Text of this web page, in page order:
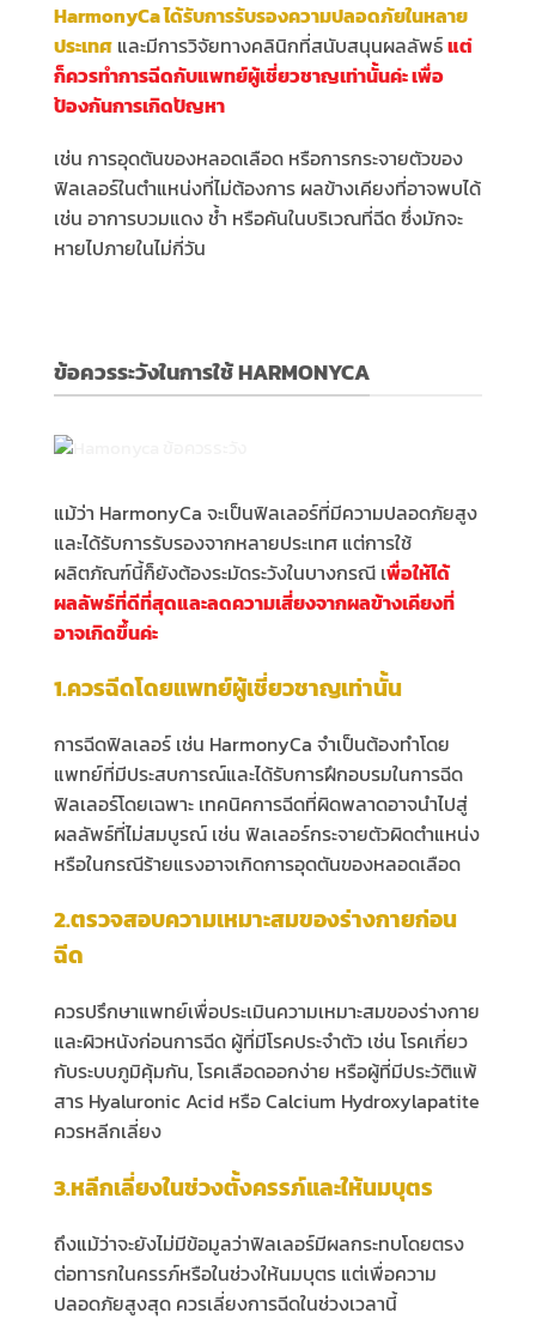
HarmonyCa ได้รับการรับรองความปลอดภัยในหลาย
ประเทศ และมีการวิจัยทางคลินิกที่สนับสนุนผลลัพธ์แต่
ก็ควรทำการฉีดกับแพทย์ผู้เชี่ยวชาญเท่านั้นค่ะ เพื่อ
ป้องกันการเกิดปัญหา
เช่น การอุดตันของหลอดเลือด หรือการกระจายตัวของ
ฟิลเลอร์ในตำแหน่งที่ไม่ต้องการ ผลข้างเคียงที่อาจพบได้
เช่น อาการบวมแดง ช้ำ หรือคันในบริเวณที่ฉีด ซึ่งมักจะ
หายไปภายในไม่กี่วัน
ข้อควรระวังในการใช้ HARMONYCA
แม้ว่า HarmonyCa จะเป็นฟิลเลอร์ที่มีความปลอดภัยสูง
และได้รับการรับรองจากหลายประเทศ แต่การใช้
ผลิตภัณฑ์นี้ก็ยังต้องระมัดระวังในบางกรณี เพื่อให้ได้
ผลลัพธ์ที่ดีที่สุดและลดความเสี่ยงจากผลข้างเคียงที่
อาจเกิดขึ้นค่ะ
1.ควรฉีดโดยแพทย์ผู้เชี่ยวชาญเท่านั้น
การฉีดฟิลเลอร์ เช่น HarmonyCa จำเป็นต้องทำโดย
แพทย์ที่มีประสบการณ์และได้รับการฝึกอบรมในการฉีด
ฟิลเลอร์โดยเฉพาะ เทคนิคการฉีดที่ผิดพลาดอาจนำไปสู่
ผลลัพธ์ที่ไม่สมบูรณ์ เช่น ฟิลเลอร์กระจายตัวผิดตำแหน่ง
หรือในกรณีร้ายแรงอาจเกิดการอุดตันของหลอดเลือด
2.ตรวจสอบความเหมาะสมของร่างกายก่อน
ฉีด
ควรปรึกษาแพทย์เพื่อประเมินความเหมาะสมของร่างกาย
และผิวหนังก่อนการฉีด ผู้ที่มีโรคประจำตัว เช่น โรคเกี่ยว
กับระบบภูมิคุ้มกัน, โรคเลือดออกง่าย หรือผู้ที่มีประวัติแพ้
สาร Hyaluronic Acid หรือ Calcium Hydroxylapatite
ควรหลีกเลี่ยง
3.หลีกเลี่ยงในช่วงตั้งครรภ์และให้นมบุตร
ถึงแม้ว่าจะยังไม่มีข้อมูลว่าฟิลเลอร์มีผลกระทบโดยตรง
ต่อทารกในครรภ์หรือในช่วงให้นมบุตร แต่เพื่อความ
ปลอดภัยสูงสุด ควรเลี่ยงการฉีดในช่วงเวลานี้